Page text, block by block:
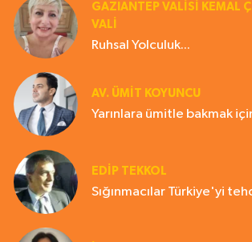
GAZIANTEP VALISI KEMAL
VALİ
Ruhsal Yolculuk...
AV. ÜMIT KOYUNCU
Yarınlara ümitle bakmak
EDIP TEKKOL
Sığınmacılar Türkiye'yi